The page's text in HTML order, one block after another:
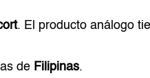
. El producto análogo
de Filipinas.